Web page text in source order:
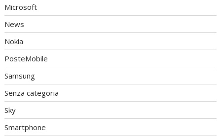
Microsoft
News
Nokia
PosteMobile
Samsung
Senza categoria
Sky
Smartphone